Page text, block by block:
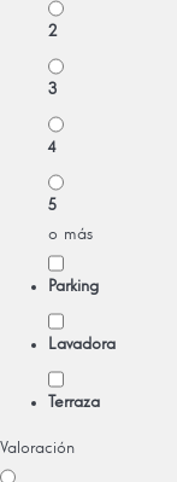
2
3
4
5
o más
Parking
Lavadora
Terraza
Valoración